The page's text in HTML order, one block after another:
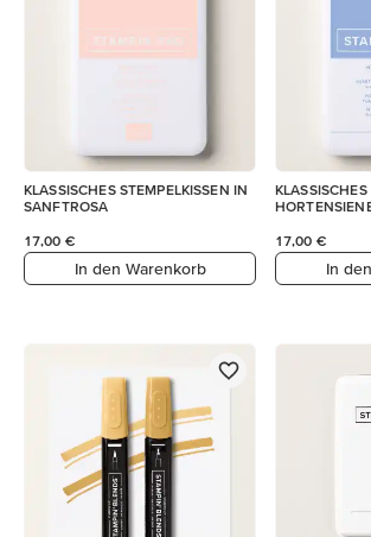
KLASSISCHES STEMPELKISSEN IN
SANFTROSA
17,00 €
In den Warenkorb
17,00 €
In